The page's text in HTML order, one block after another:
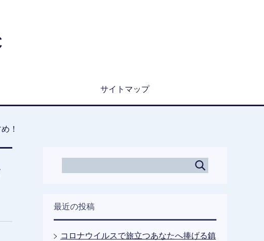
サイトマップ
！
最近の投稿
コロナウイルスで旅立つあなたへ捧げる鎮